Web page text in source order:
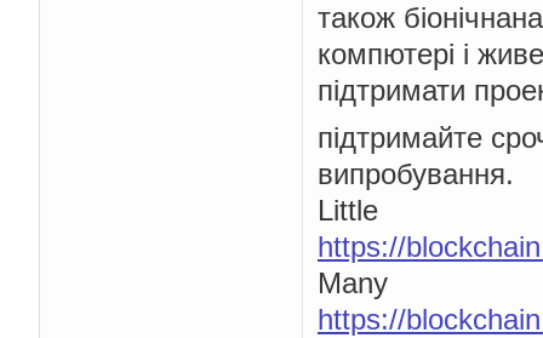
також
компютері і
підтримати
підтримайте
випробування.
Little
https://
Many
https://